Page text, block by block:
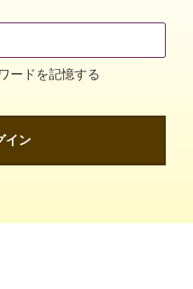
ードを記憶する
イン